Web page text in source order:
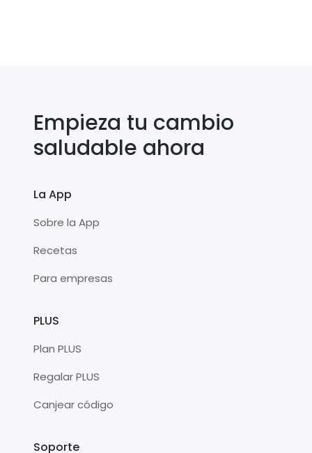
Empieza tu cambio
saludable ahora
La App
Sobre la App
Recetas
Para empresas
PLUS
Plan PLUS
Regalar PLUS
Canjear código
Soporte